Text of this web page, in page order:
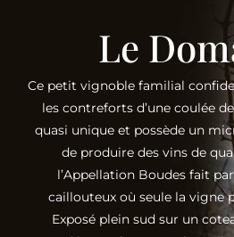
Le
Ce petit vignoble familial
les contreforts d’une coulée
quasi unique et possède un
de produire des vins de
l’Appellation Boudes fait
caillouteux où seule la vigne
Exposé plein sud sur un